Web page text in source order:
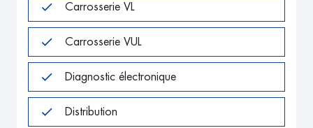
Carrosserie VL
Carrosserie VUL
Diagnostic électronique
Distribution